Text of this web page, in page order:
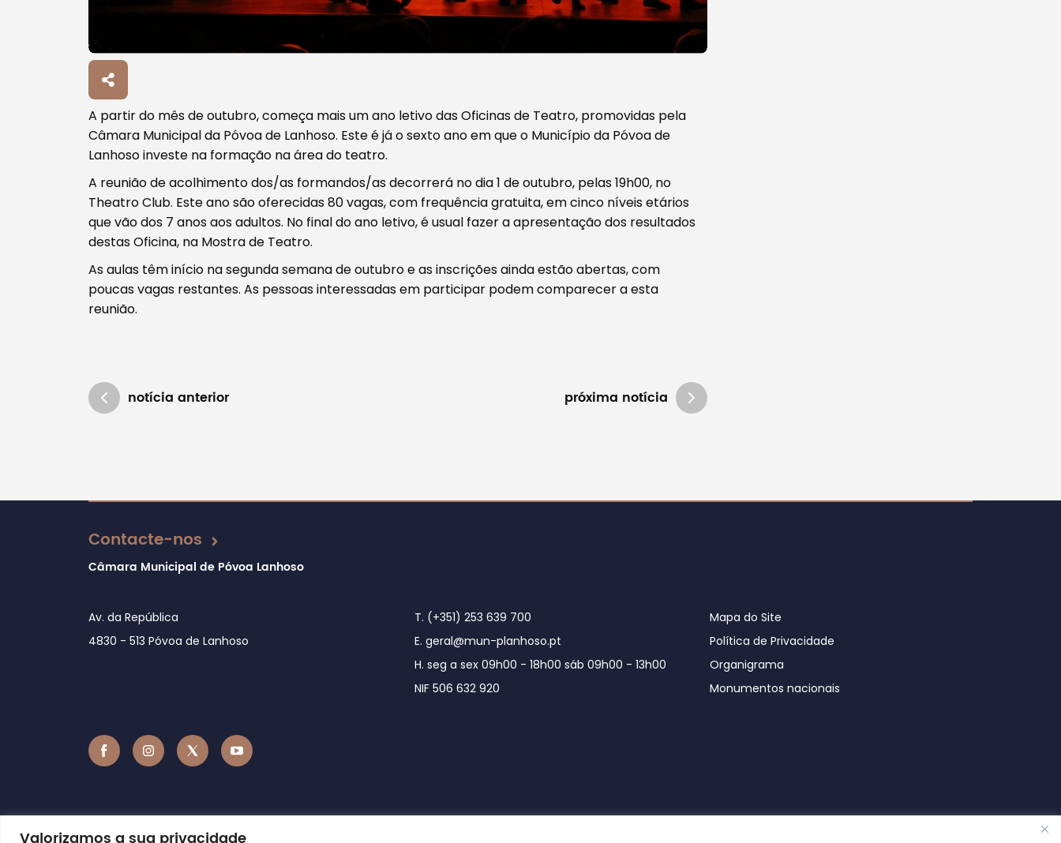
Valorizamos a sua privacidade
Procurar
Tipo de conteúdo
Filtros
A partir do mês de outubro, começa mais um ano letivo das Oficinas de Teatro, promovidas pela
Câmara Municipal da Póvoa de Lanhoso. Este é já o sexto ano em que o Município da Póvoa de
Lanhoso investe na formação na área do teatro.
A reunião de acolhimento dos/as formandos/as decorrerá no dia 1 de outubro, pelas 19h00, no
Theatro Club. Este ano são oferecidas 80 vagas, com frequência gratuita, em cinco níveis etários
que vão dos 7 anos aos adultos. No final do ano letivo, é usual fazer a apresentação dos resultados
destas Oficina, na Mostra de Teatro.
As aulas têm início na segunda semana de outubro e as inscrições ainda estão abertas, com
poucas vagas restantes. As pessoas interessadas em participar podem comparecer a esta
reunião.
notícia anterior próxima notícia
Atualizado em 27/09/2018
Contacte-nos
Câmara Municipal de Póvoa Lanhoso
Av. da República
4830 - 513 Póvoa de Lanhoso
T. (+351) 253 639 700
E. geral@mun-planhoso.pt
H. seg a sex 09h00 - 18h00 sáb 09h00 - 13h00
NIF 506 632 920
Mapa do Site
Política de Privacidade
Organigrama
Monumentos nacionais